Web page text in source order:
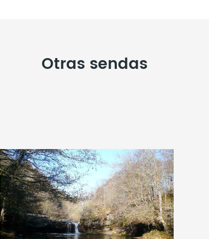
Otras sendas